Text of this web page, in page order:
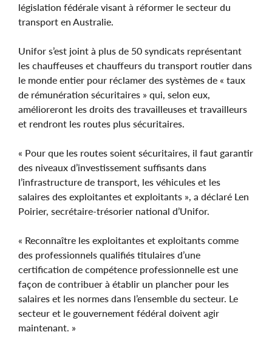
législation fédérale visant à réformer le secteur du
transport en Australie.
Unifor s’est joint à plus de 50 syndicats représentant
les chauffeuses et chauffeurs du transport routier dans
le monde entier pour réclamer des systèmes de « taux
de rémunération sécuritaires » qui, selon eux,
amélioreront les droits des travailleuses et travailleurs
et rendront les routes plus sécuritaires.
« Pour que les routes soient sécuritaires, il faut garantir
des niveaux d’investissement suffisants dans
l’infrastructure de transport, les véhicules et les
salaires des exploitantes et exploitants », a déclaré Len
Poirier, secrétaire-trésorier national d’Unifor.
« Reconnaître les exploitantes et exploitants comme
des professionnels qualifiés titulaires d’une
certification de compétence professionnelle est une
façon de contribuer à établir un plancher pour les
salaires et les normes dans l’ensemble du secteur. Le
secteur et le gouvernement fédéral doivent agir
maintenant. »